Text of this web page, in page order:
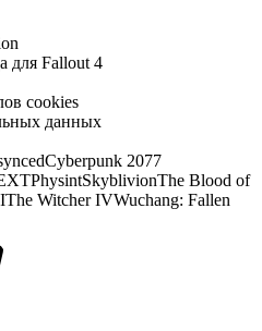
для Fallout 4
cookies
данных
Cyberpunk 2077
PhysintSkyblivionThe Blood of
The Witcher IVWuchang: Fallen